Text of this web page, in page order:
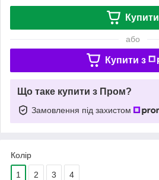
Купити
або
Купити з
Що таке купити з Пром?
Замовлення під захистом
Колір
1 2 3 4